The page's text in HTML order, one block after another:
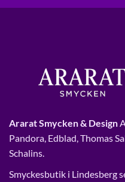
Ararat Smycken & Design
Pandora, Edblad, Thomas
Schalins.
Smyckesbutik i Lindesberg